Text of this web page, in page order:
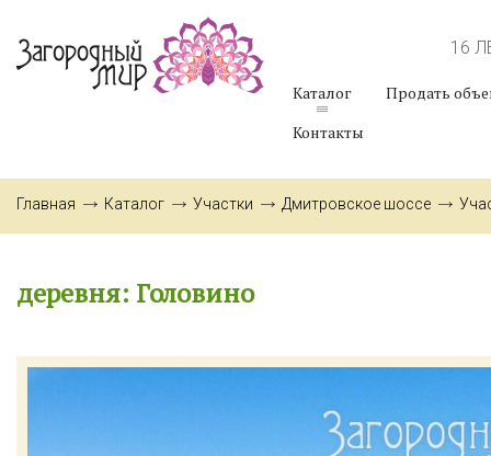
16
Каталог
Продать
Контакты
Главная Каталог Участки Дмитровское шоссе
деревня: Головино